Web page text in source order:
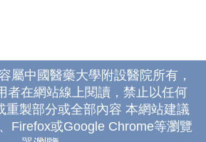
屬中國醫藥大學附設醫院所有，
者在網站線上閱讀，禁止以任何
重製部分或全部內容 本網站建議
Firefox或Google Chrome等瀏覽